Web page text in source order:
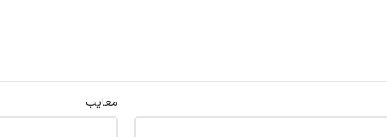
معایب